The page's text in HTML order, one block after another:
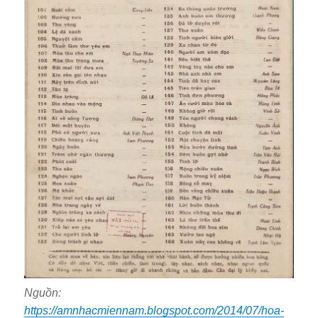
Nguồn:
https://amnhacmiennam.blogspot.com/2014/07/hoa-